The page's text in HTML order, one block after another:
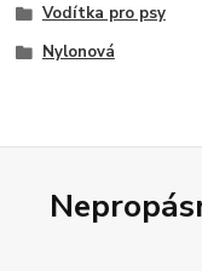
Vodítka pro psy
Nylonová